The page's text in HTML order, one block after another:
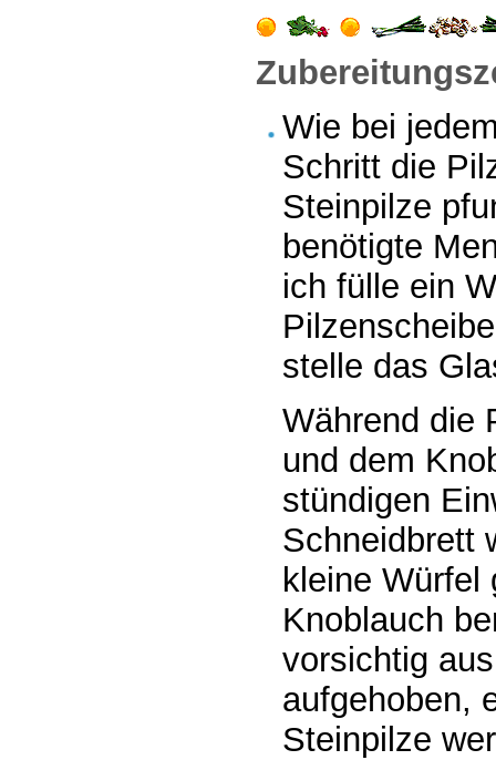
Wie bei
Schritt die
Steinpilze
benötigte
ich fülle ein
stelle das
Während die
und dem
stündigen
Schneidbrett
kleine Würfel
Knoblauch
vorsichtig
aufgehoben,
Steinpilze